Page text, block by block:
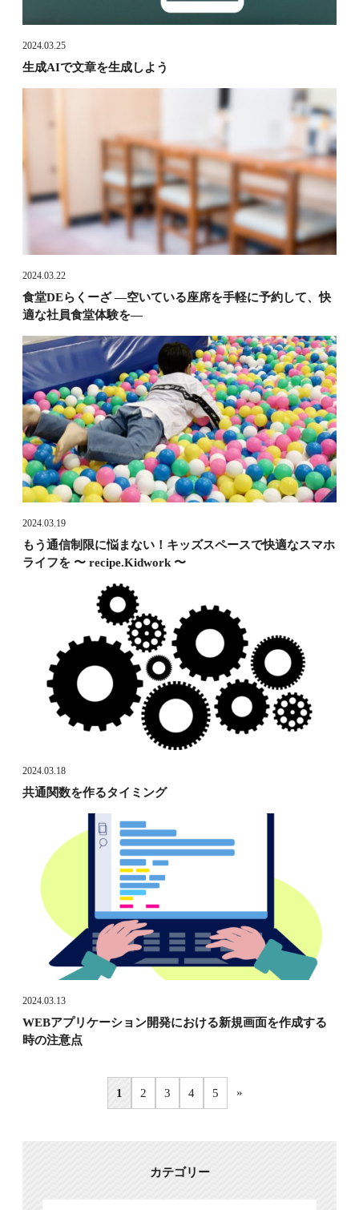
2024.03.25
生成AIで文章を生成しよう
2024.03.22
食堂DEらくーざ —空いている座席を手軽に予約して、快
適な社員食堂体験を—
2024.03.19
もう通信制限に悩まない！キッズスペースで快適なスマホ
ライフを 〜 recipe.Kidwork 〜
2024.03.18
共通関数を作るタイミング
2024.03.13
WEBアプリケーション開発における新規画面を作成する
時の注意点
1 2 3 4 5 »
カテゴリー